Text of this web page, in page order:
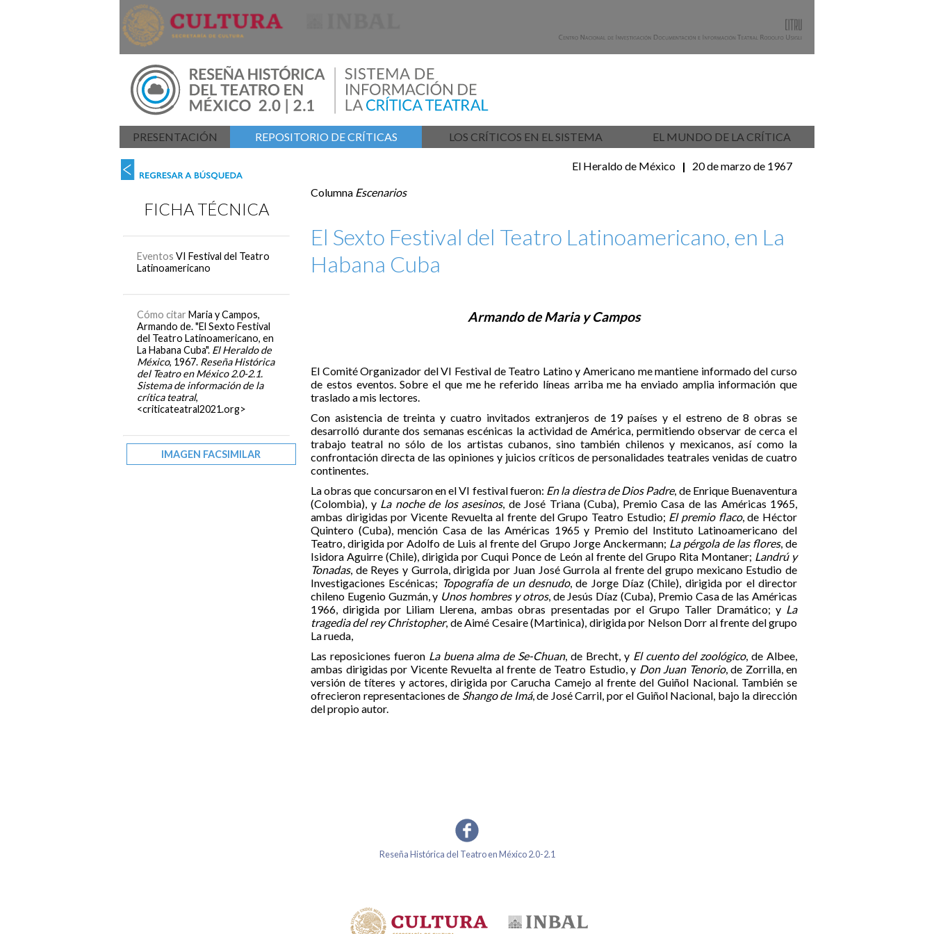
PRESENTACIÓN REPOSITORIO DE CRÍTICAS LOS CRÍTICOS EN EL SISTEMA EL MUNDO DE LA CRÍTICA
FICHA TÉCNICA
Eventos VI Festival del Teatro
Latinoamericano
Cómo citar Maria y Campos,
Armando de. "El Sexto Festival
del Teatro Latinoamericano, en
La Habana Cuba". El Heraldo de
México, 1967. Reseña Histórica
del Teatro en México 2.0-2.1.
Sistema de información de la
crítica teatral,
<criticateatral2021.org>
IMAGEN FACSIMILAR
El Heraldo de México |
20 de marzo de 1967
Columna Escenarios
El Sexto Festival del Teatro Latinoamericano, en La
Habana Cuba
Armando de Maria y Campos
El Comité Organizador del VI Festival de Teatro Latino y Americano me mantiene informado del curso
de estos eventos. Sobre el que me he referido líneas arriba me ha enviado amplia información que
traslado a mis lectores.
Con asistencia de treinta y cuatro invitados extranjeros de 19 países y el estreno de 8 obras se
desarrolló durante dos semanas escénicas la actividad de América, permitiendo observar de cerca el
trabajo teatral no sólo de los artistas cubanos, sino también chilenos y mexicanos, así como la
confrontación directa de las opiniones y juicios críticos de personalidades teatrales venidas de cuatro
continentes.
La obras que concursaron en el VI festival fueron: En la diestra de Dios Padre, de Enrique Buenaventura
(Colombia), y La noche de los asesinos, de José Triana (Cuba), Premio Casa de las Américas 1965,
ambas dirigidas por Vicente Revuelta al frente del Grupo Teatro Estudio; El premio flaco, de Héctor
Quintero (Cuba), mención Casa de las Américas 1965 y Premio del Instituto Latinoamericano del
Teatro, dirigida por Adolfo de Luis al frente del Grupo Jorge Anckermann; La pérgola de las flores, de
Isidora Aguirre (Chile), dirigida por Cuqui Ponce de León al frente del Grupo Rita Montaner; Landrú y
Tonadas, de Reyes y Gurrola, dirigida por Juan José Gurrola al frente del grupo mexicano Estudio de
Investigaciones Escénicas; Topografía de un desnudo, de Jorge Díaz (Chile), dirigida por el director
chileno Eugenio Guzmán, y Unos hombres y otros, de Jesús Díaz (Cuba), Premio Casa de las Américas
1966, dirigida por Liliam Llerena, ambas obras presentadas por el Grupo Taller Dramático; y La
tragedia del rey Christopher, de Aimé Cesaire (Martinica), dirigida por Nelson Dorr al frente del grupo
La rueda,
Las reposiciones fueron La buena alma de Se-Chuan, de Brecht, y El cuento del zoológico, de Albee,
ambas dirigidas por Vicente Revuelta al frente de Teatro Estudio, y Don Juan Tenorio, de Zorrilla, en
versión de títeres y actores, dirigida por Carucha Camejo al frente del Guiñol Nacional. También se
ofrecieron representaciones de Shango de Imá, de José Carril, por el Guiñol Nacional, bajo la dirección
del propio autor.
Reseña Histórica del Teatro en México 2.0-2.1